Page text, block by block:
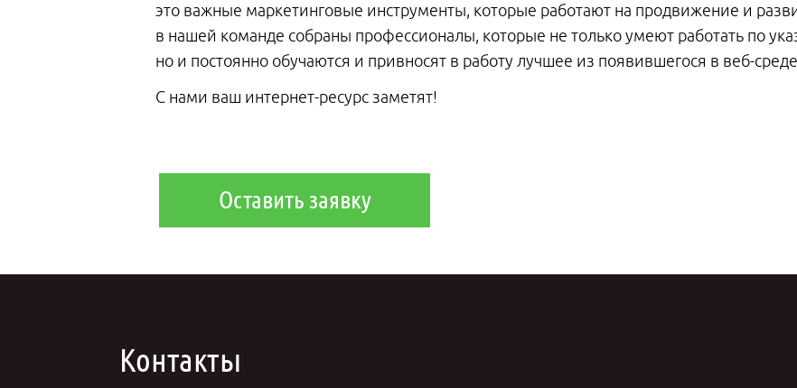
это важные маркетинговые инструменты, которые работают на продвижение и
в нашей команде собраны профессионалы, которые не только умеют работать по
но и постоянно обучаются и привносят в работу лучшее из появившегося в веб-среде.
С нами ваш интернет-ресурс заметят!
Оставить заявку
Контакты